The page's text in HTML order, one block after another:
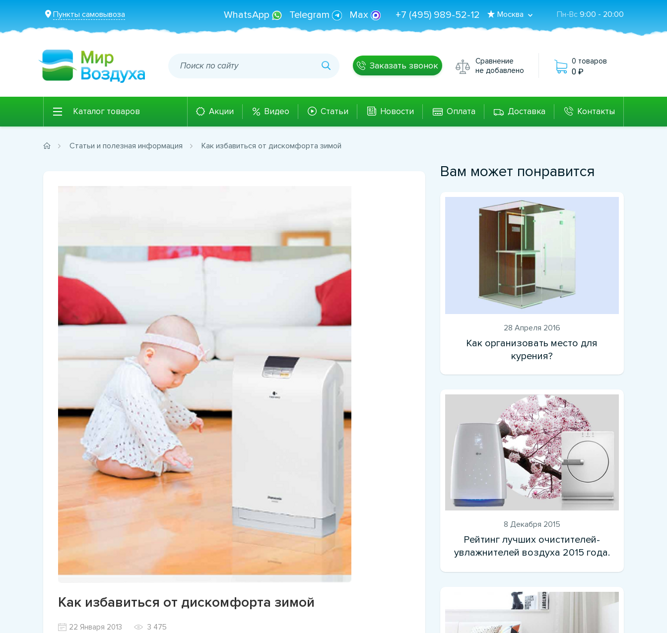
Пункты самовывоза Пн-Вс 9:00 - 20:00
Москва
+7 (495) 989-52-12
WhatsApp Telegram Max
Заказать звонок
Сравнение
не добавлено
0 товаров
0
Каталог товаров Акции Видео Статьи Новости Оплата Доставка Контакты
Статьи и полезная информация Как избавиться от дискомфорта зимой
Как избавиться от дискомфорта зимой
22 Января 2013 3 475
Вам может понравится
28 Апреля 2016
Как организовать место для
курения?
8 Декабря 2015
Рейтинг лучших очистителей-
увлажнителей воздуха 2015 года.